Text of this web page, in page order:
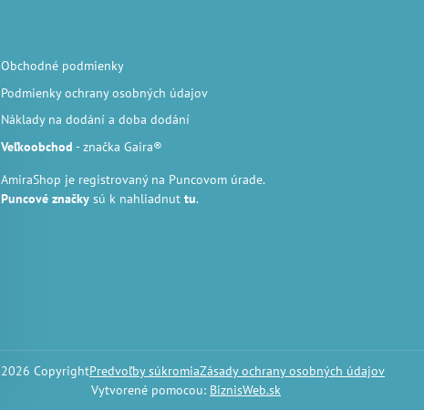
Obchodné podmienky
Podmienky ochrany osobných údajov
Náklady na dodání a doba dodání
Veľkoobchod - značka Gaira®
AmiraShop je registrovaný na Puncovom úrade.
Puncové značkysú k nahliadnut tu.
2026 CopyrightPredvoľby súkromiaZásady ochrany osobných údajov
Vytvorené pomocou: BiznisWeb.sk